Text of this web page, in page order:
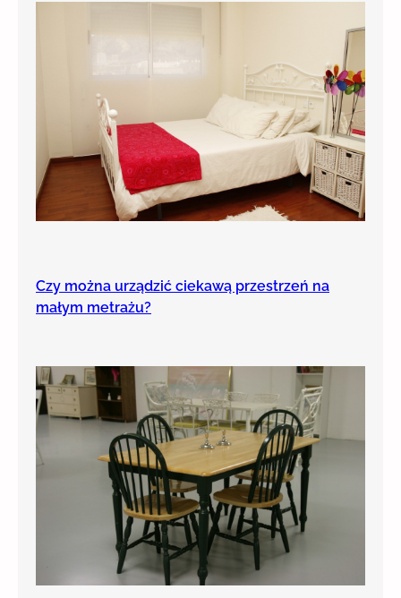
Czy można urządzić ciekawą przestrzeń na
małym metrażu?